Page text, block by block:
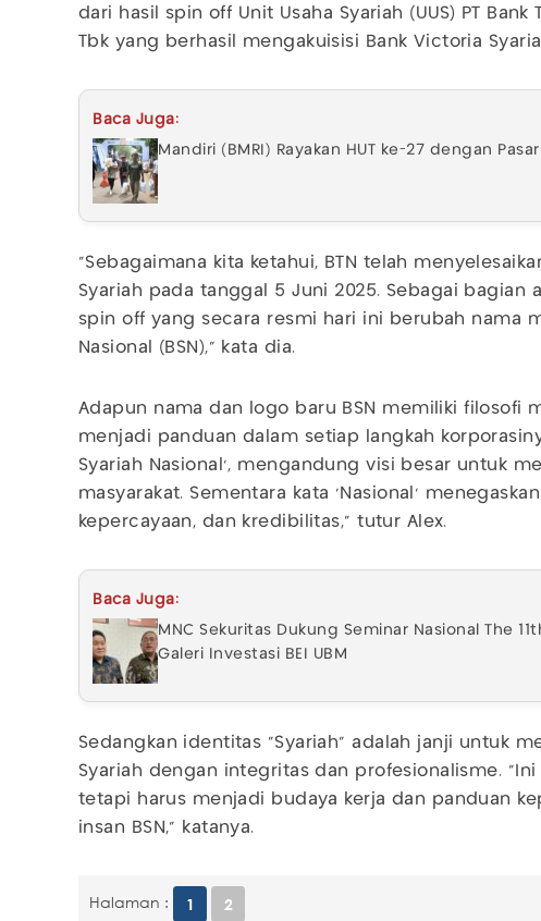
dari hasil spin off Unit Usaha Syariah (UUS) PT Bank
Tbk yang berhasil mengakuisisi Bank Victoria
Baca Juga:
Mandiri (BMRI) Rayakan HUT ke-27 dengan
"Sebagaimana kita ketahui, BTN telah
Syariah pada tanggal 5 Juni 2025. Sebagai bagian
spin off yang secara resmi hari ini berubah nama
Nasional (BSN)," kata dia.
Adapun nama dan logo baru BSN memiliki filosofi
menjadi panduan dalam setiap langkah
Syariah Nasional', mengandung visi besar untuk
masyarakat. Sementara kata 'Nasional'
kepercayaan, dan kredibilitas," tutur Alex.
Baca Juga:
MNC Sekuritas Dukung Seminar Nasional The
Galeri Investasi BEI UBM
Sedangkan identitas "Syariah" adalah janji untuk
Syariah dengan integritas dan profesionalisme. "Ini
tetapi harus menjadi budaya kerja dan panduan
insan BSN," katanya.
Halaman : 1 2